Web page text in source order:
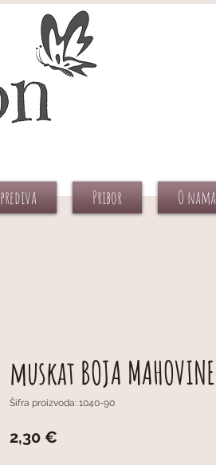
Pribor O
muskat BOJA MAHOVINE
Šifra proizvoda: 1040-90
2,30 €